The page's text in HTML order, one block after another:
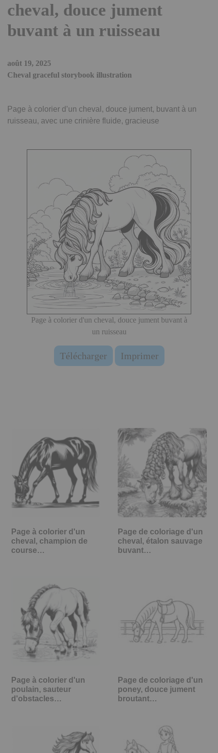
cheval, douce jument
buvant à un ruisseau
août 19, 2025
Cheval graceful storybook illustration
Page à colorier d’un cheval, douce jument, buvant à un
ruisseau, avec une crinière fluide, gracieuse
Page à colorier d'un cheval, douce jument buvant à
un ruisseau
Télécharger Imprimer
Page à colorier d'un
cheval, champion de
course…
Page de coloriage d'un
cheval, étalon sauvage
buvant…
Page à colorier d'un
poulain, sauteur
d'obstacles…
Page de coloriage d'un
poney, douce jument
broutant…